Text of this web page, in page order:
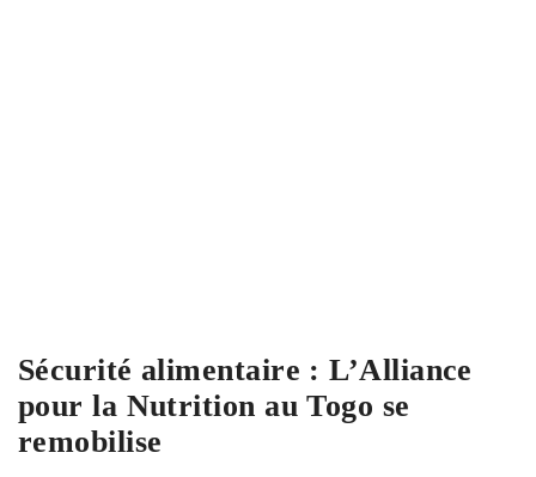
Sécurité alimentaire : L’Alliance
pour la Nutrition au Togo se
remobilise